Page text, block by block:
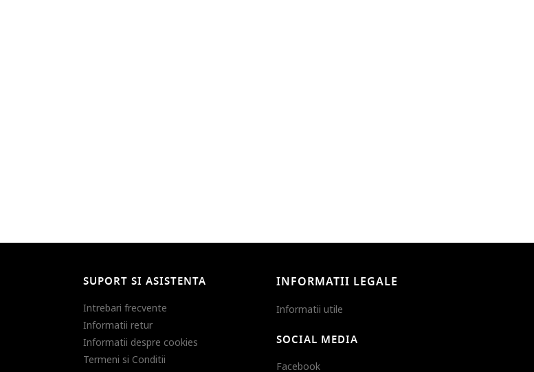
SUPORT SI ASISTENTA
Intrebari frecvente
Informatii retur
Informatii despre cookies
Termeni si Conditii
INFORMATII LEGALE
Informatii utile
SOCIAL MEDIA
Facebook